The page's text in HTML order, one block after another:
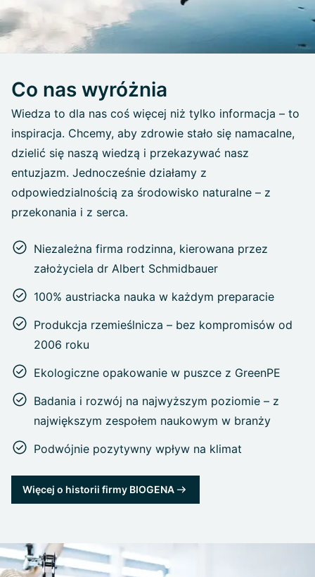
Co nas wyróżnia
Wiedza to dla nas coś więcej niż tylko informacja – to
inspiracja. Chcemy, aby zdrowie stało się namacalne,
dzielić się naszą wiedzą i przekazywać nasz
entuzjazm. Jednocześnie działamy z
odpowiedzialnością za środowisko naturalne – z
przekonania i z serca.
Niezależna firma rodzinna, kierowana przez
założyciela dr Albert Schmidbauer
100% austriacka nauka w każdym preparacie
Produkcja rzemieślnicza – bez kompromisów od
2006 roku
Ekologiczne opakowanie w puszce z GreenPE
Badania i rozwój na najwyższym poziomie – z
największym zespołem naukowym w branży
Podwójnie pozytywny wpływ na klimat
Więcej o historii firmy BIOGENA